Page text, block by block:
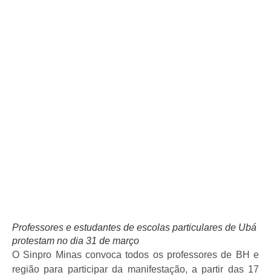
Professores e estudantes de escolas particulares de Ubá
protestam no dia 31 de março
O Sinpro Minas convoca todos os professores de BH e
região para participar da manifestação, a partir das 17